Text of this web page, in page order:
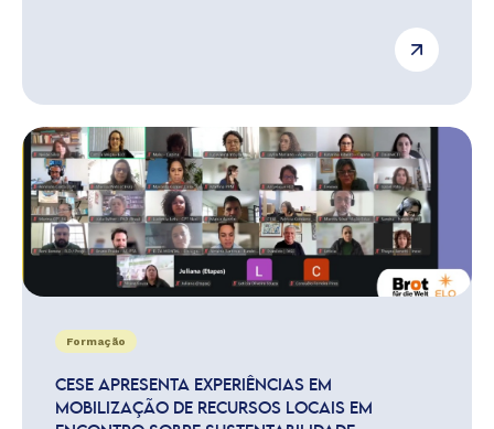
Formação
CESE APRESENTA EXPERIÊNCIAS EM
MOBILIZAÇÃO DE RECURSOS LOCAIS EM